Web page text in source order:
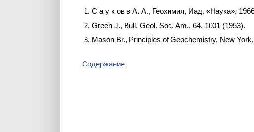
С а у к ов в А. А., Геохимия, Иад. «Наука»,
Green J., Bull. Geol. Soc. Am., 64, 1001 (1953).
Mason Br., Principles of Geochemistry, New
Содержание